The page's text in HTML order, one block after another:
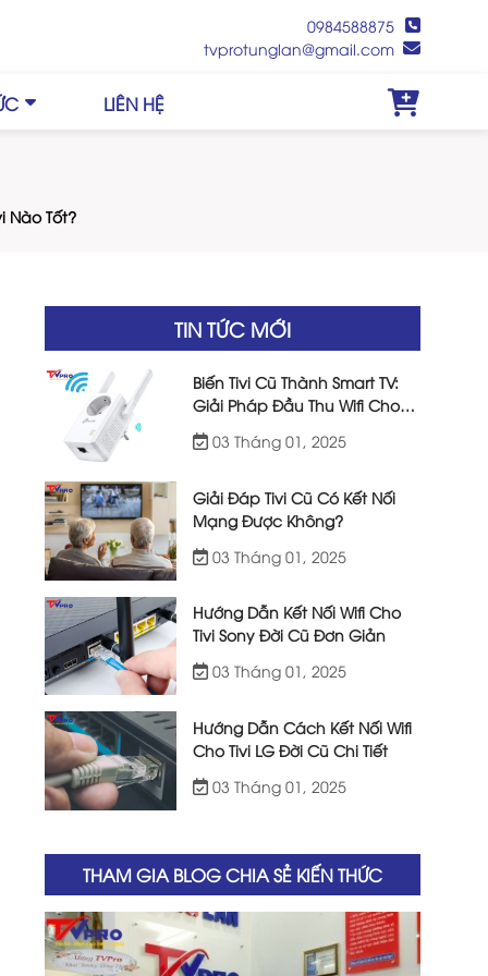
0984588875
tvprotunglan@gmail.com
LIÊN HỆ
Nào Tốt?
TIN TỨC MỚI
Biến Tivi Cũ Thành Smart TV:
Giải Pháp Đầu Thu Wifi Cho
Tivi Đời Cũ Hiệu Quả
03 Tháng 01, 2025
Giải Đáp Tivi Cũ Có Kết Nối
Mạng Được Không?
03 Tháng 01, 2025
Hướng Dẫn Kết Nối Wifi Cho
Tivi Sony Đời Cũ Đơn Giản
03 Tháng 01, 2025
Hướng Dẫn Cách Kết Nối Wifi
Cho Tivi LG Đời Cũ Chi Tiết
03 Tháng 01, 2025
THAM GIA BLOG CHIA SẺ KIẾN THỨC